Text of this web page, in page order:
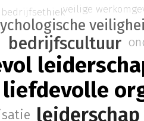
liefdevolle
leiderschap
bedrijfscultuur
bedrijfsethiekveilige